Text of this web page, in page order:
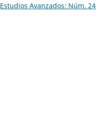
Estudios Avanzados: Núm. 24